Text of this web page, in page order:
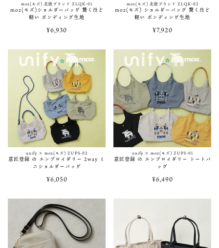
2021/07/16
moz(モズ) ZZEI-11にEC別注色”BLACK×GOLDカラー”追加！
moz(モズ) ZZHC-04にかわいいパステルカラー登場！
2021/05/13
moz(モズ) 当店限定「ZZEI-05 ブラック×ゴールド」再入荷！
2021/05/13
moz(モズ) 当店限定「ZZEI-04 ブラック×ゴールド」再入荷！
2021/04/02
moz(モズ) 当店限定「ZZEI-01」再入荷！
2021/04/02
moz(モズ) 財布「ZNWC-86062」再入荷！
moz(モズ) 北欧ブランド ZLQK-01
moz(モズ)ショルダーバッグ 驚くほど
軽い ボンディング生地
¥6,930
moz(モズ) 北欧ブランド ZLQK-02
moz(モズ) ショルダーバッグ 驚くほど
軽い ボンディング生地
¥7,920
unify × moz(モズ) ZUPS-02
意匠登録 の エンブロイダリー 2way ミ
ニショルダーバッグ
¥6,050
unify × moz(モズ) ZUPS-01
意匠登録 の エンブロイダリー トートバ
ッグ
¥6,490